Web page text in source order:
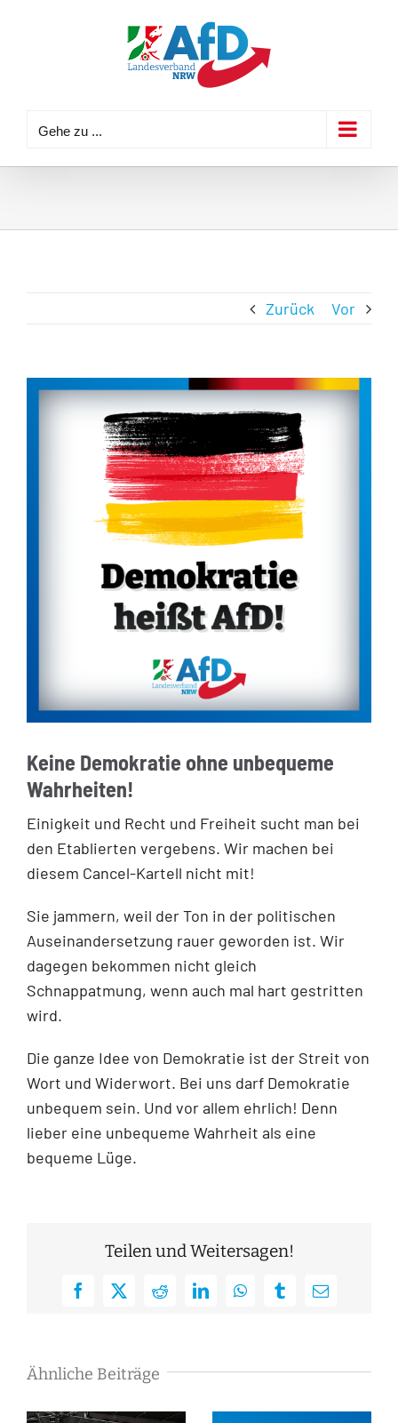
Gehe zu ...
Zurück Vor
Keine Demokratie ohne unbequeme
Wahrheiten!
Einigkeit und Recht und Freiheit sucht man bei
den Etablierten vergebens. Wir machen bei
diesem Cancel-Kartell nicht mit!
Sie jammern, weil der Ton in der politischen
Auseinandersetzung rauer geworden ist. Wir
dagegen bekommen nicht gleich
Schnappatmung, wenn auch mal hart gestritten
wird.
Die ganze Idee von Demokratie ist der Streit von
Wort und Widerwort. Bei uns darf Demokratie
unbequem sein. Und vor allem ehrlich! Denn
lieber eine unbequeme Wahrheit als eine
bequeme Lüge.
Teilen und Weitersagen!
Facebook
X RedditLinkedInWhatsAppTumblrE-
Ähnliche Beiträge